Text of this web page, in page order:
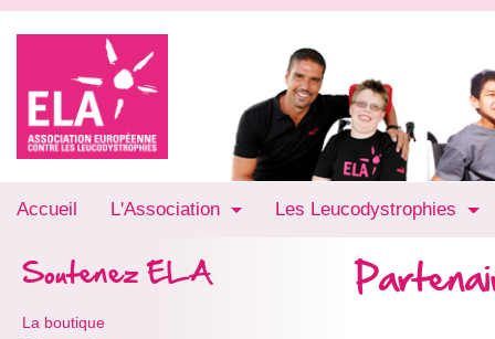
Accueil L'Association Les Leucodystrophies
Soutenez ELA
La boutique